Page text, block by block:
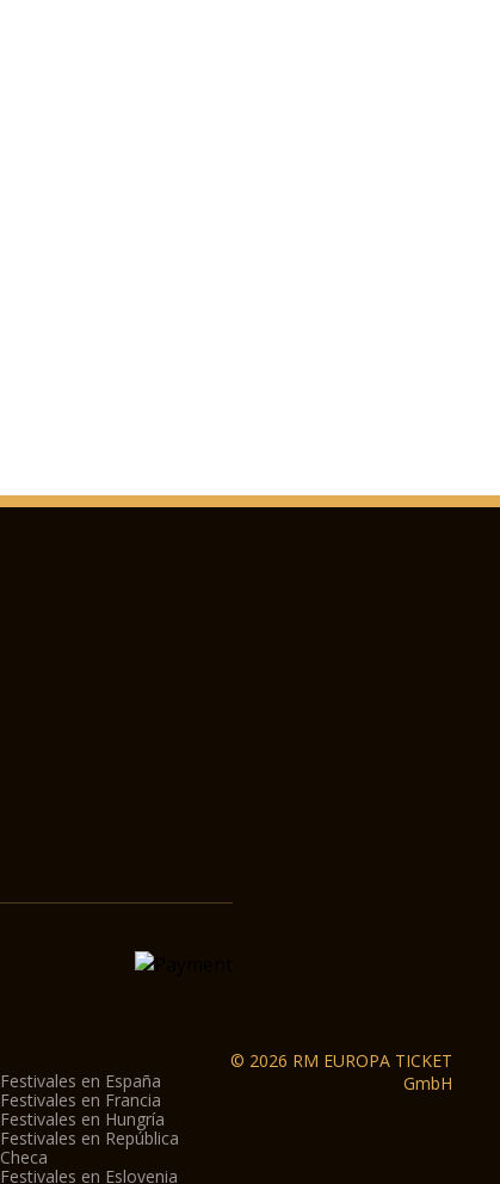
Festivales en España
Festivales en Francia
Festivales en Hungría
Festivales en República
Checa
Festivales en Eslovenia
© 2026 RM EUROPA TICKET
GmbH